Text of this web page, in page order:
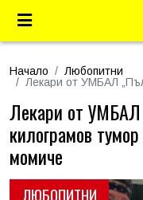
Начало
Любопитни
Лекари от УМБАЛ
ЛЮБОПИТНИ
Лекари от УМБАЛ
килограмов
момиче